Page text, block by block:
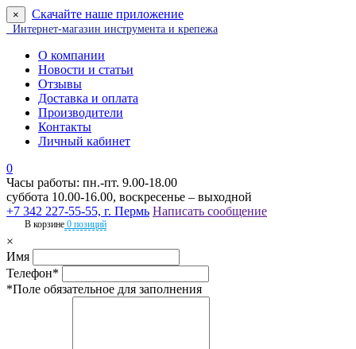
× Скачайте наше приложение
Интернет-магазин инструмента и крепежа
О компании
Новости и статьи
Отзывы
Доставка и оплата
Производители
Контакты
Личный кабинет
0
Часы работы: пн.-пт. 9.00-18.00
суббота 10.00-16.00, воскресенье – выходной
+7 342 227-55-55, г. Пермь Написать сообщение
В корзине 0 позиций
×
Имя
Телефон*
*Поле обязательное для заполнения